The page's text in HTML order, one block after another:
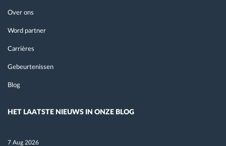
Over ons
Word partner
Carrières
Gebeurtenissen
Blog
HET LAATSTE NIEUWS IN ONZE BLOG
7 Aug 2026